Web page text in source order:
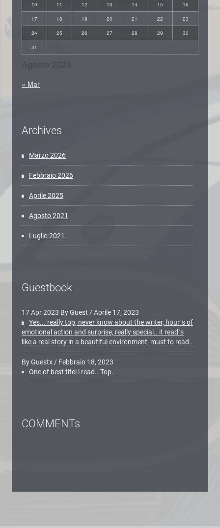
10 11 12 13 14 15 16
17 18 19 20 21 22 23
24 25 26 27 28 29 30
31
« Mar
Archives
Marzo 2026
Febbraio 2026
Aprile 2025
Agosto 2021
Luglio 2021
Guestbook
17 Apr 2023 By Guest /Aprile 17, 2023
Yes... really top, never know about the writer, hour`s of
emotional action and surprise, really special.. it read`s
like a real story in a beautiful environment, must to read..
By Guestx / Febbraio 18, 2023
One of best titel i read.. Top...
COMMENTs